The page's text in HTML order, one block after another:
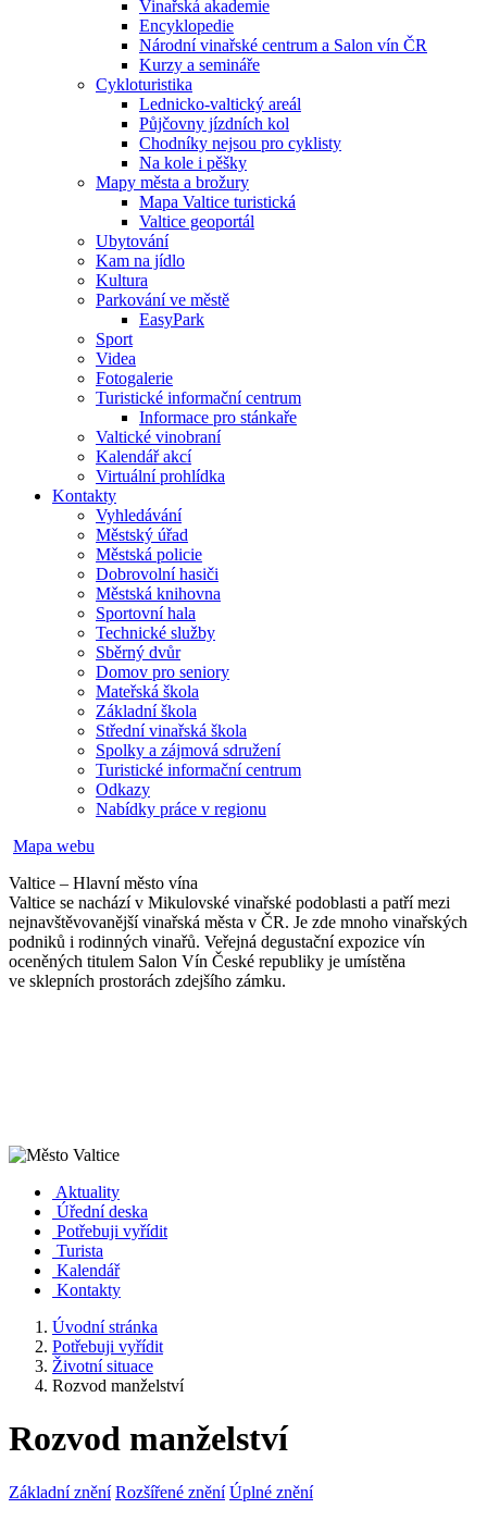
Vinařská akademie
Encyklopedie
Národní vinařské centrum a Salon vín ČR
Kurzy a semináře
Cykloturistika
Lednicko-valtický areál
Půjčovny jízdních kol
Chodníky nejsou pro cyklisty
Na kole i pěšky
Mapy města a brožury
Mapa Valtice turistická
Valtice geoportál
Ubytování
Kam na jídlo
Kultura
Parkování ve městě
EasyPark
Sport
Videa
Fotogalerie
Turistické informační centrum
Informace pro stánkaře
Valtické vinobraní
Kalendář akcí
Virtuální prohlídka
Kontakty
Vyhledávání
Městský úřad
Městská policie
Dobrovolní hasiči
Městská knihovna
Sportovní hala
Technické služby
Sběrný dvůr
Domov pro seniory
Mateřská škola
Základní škola
Střední vinařská škola
Spolky a zájmová sdružení
Turistické informační centrum
Odkazy
Nabídky práce v regionu
Mapa webu
Valtice – Hlavní město vína
Valtice se nachází v Mikulovské vinařské podoblasti a patří mezi
nejnavštěvovanější vinařská města v ČR. Je zde mnoho vinařských
podniků i rodinných vinařů. Veřejná degustační expozice vín
oceněných titulem Salon Vín České republiky je umístěna
ve sklepních prostorách zdejšího zámku.
Aktuality
Úřední deska
Potřebuji vyřídit
Turista
Kalendář
Kontakty
Úvodní stránka
Potřebuji vyřídit
Životní situace
Rozvod manželství
Rozvod manželství
Základní znění Rozšířené znění Úplné znění